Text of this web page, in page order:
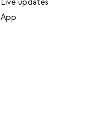
Live updates
App